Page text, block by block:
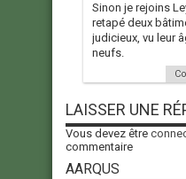
Sinon je rejoins
retapé deux
judicieux, vu leur
neufs.
LAISSER UNE
Vous devez être
commentaire
AARQUS